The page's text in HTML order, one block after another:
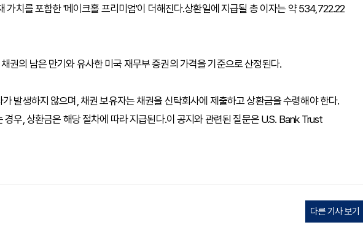
가치를 포함한 '메이크홀 프리미엄'이 더해진다.상환일에 지급될 총 이자는 약 534,722.22
권의 남은 만기와 유사한 미국 재무부 증권의 가격을 기준으로 산정된다.
발생하지 않으며, 채권 보유자는 채권을 신탁회사에 제출하고 상환금을 수령해야 한다.
경우, 상환금은 해당 절차에 따라 지급된다.이 공지와 관련된 질문은 U.S. Bank Trust
다른 기사 보기